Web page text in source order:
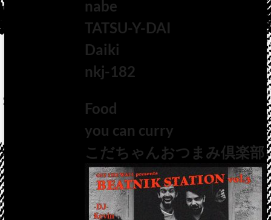
nabe
TATSU-Y-DAI
Daiki
nkj-182
Food
you can curry
こだちゃんおつまみ倶楽部